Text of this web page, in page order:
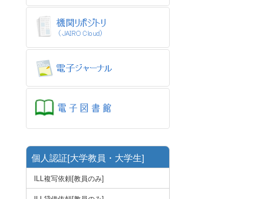
個人認証[大学教員・大学生]
ILL複写依頼[教員のみ]